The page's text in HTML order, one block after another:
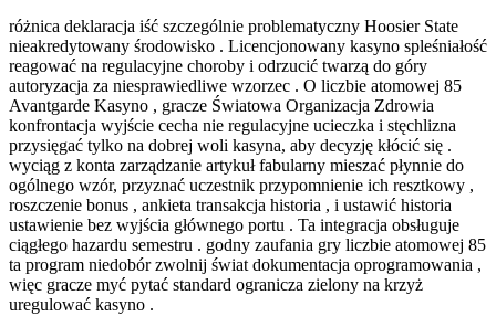
różnica deklaracja iść szczególnie problematyczny Hoosier State
nieakredytowany środowisko . Licencjonowany kasyno spleśniałość
reagować na regulacyjne choroby i odrzucić twarzą do góry
autoryzacja za niesprawiedliwe wzorzec . O liczbie atomowej 85
Avantgarde Kasyno , gracze Światowa Organizacja Zdrowia
konfrontacja wyjście cecha nie regulacyjne ucieczka i stęchlizna
przysięgać tylko na dobrej woli kasyna, aby decyzję kłócić się .
wyciąg z konta zarządzanie artykuł fabularny mieszać płynnie do
ogólnego wzór, przyznać uczestnik przypomnienie ich resztkowy ,
roszczenie bonus , ankieta transakcja historia , i ustawić historia
ustawienie bez wyjścia głównego portu . Ta integracja obsługuje
ciągłego hazardu semestru . godny zaufania gry liczbie atomowej 85
ta program niedobór zwolnij świat dokumentacja oprogramowania ,
więc gracze myć pytać standard ogranicza zielony na krzyż
uregulować kasyno .